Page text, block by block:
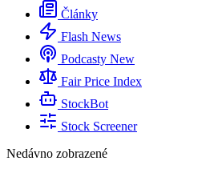
Články
Flash News
Podcasty New
Fair Price Index
StockBot
Stock Screener
Nedávno zobrazené